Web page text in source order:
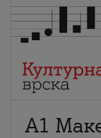
А1